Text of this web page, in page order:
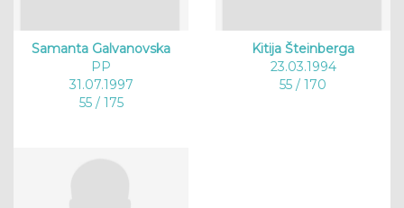
Samanta Galvanovska
PP
31.07.1997
55 / 175
Kitija Šteinberga
23.03.1994
55 / 170